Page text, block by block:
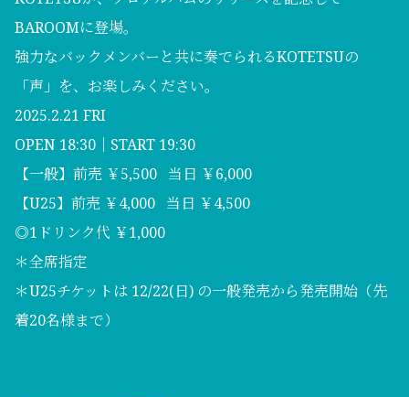
BAROOMに登場。
強力なバックメンバーと共に奏でられるKOTETSUの
「声」を、お楽しみください。
2025.2.21 FRI
OPEN 18:30｜START 19:30
【一般】前売 ￥5,500 当日 ￥6,000
【U25】前売 ￥4,000 当日 ￥4,500
◎1ドリンク代 ￥1,000
＊全席指定
＊U25チケットは 12/22(日) の一般発売から発売開始（先
着20名様まで）